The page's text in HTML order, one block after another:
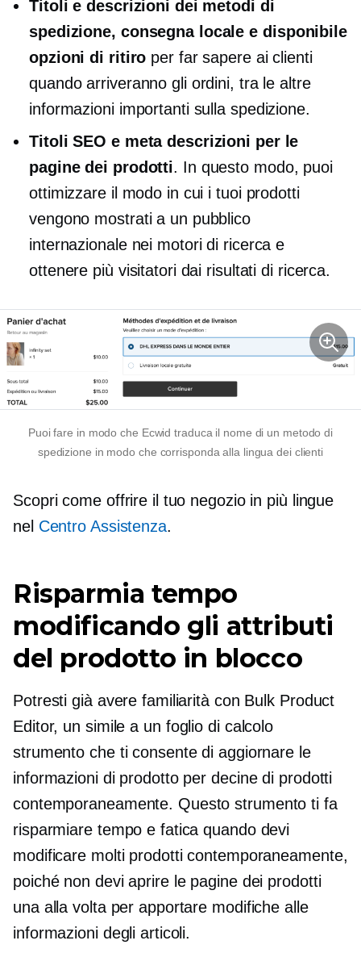
Titoli e descrizioni dei metodi di
spedizione, consegna locale e disponibile
opzioni di ritiro per far sapere ai clienti
quando arriveranno gli ordini, tra le altre
informazioni importanti sulla spedizione.
Titoli SEO e meta descrizioni per le
pagine dei prodotti. In questo modo, puoi
ottimizzare il modo in cui i tuoi prodotti
vengono mostrati a un pubblico
internazionale nei motori di ricerca e
ottenere più visitatori dai risultati di ricerca.
Puoi fare in modo che Ecwid traduca il nome di un metodo di
spedizione in modo che corrisponda alla lingua dei clienti
Scopri come offrire il tuo negozio in più lingue
nel Centro Assistenza.
Risparmia tempo
modificando gli attributi
del prodotto in blocco
Potresti già avere familiarità con Bulk Product
Editor, un simile a un foglio di calcolo
strumento che ti consente di aggiornare le
informazioni di prodotto per decine di prodotti
contemporaneamente. Questo strumento ti fa
risparmiare tempo e fatica quando devi
modificare molti prodotti contemporaneamente,
poiché non devi aprire le pagine dei prodotti
una alla volta per apportare modifiche alle
informazioni degli articoli.